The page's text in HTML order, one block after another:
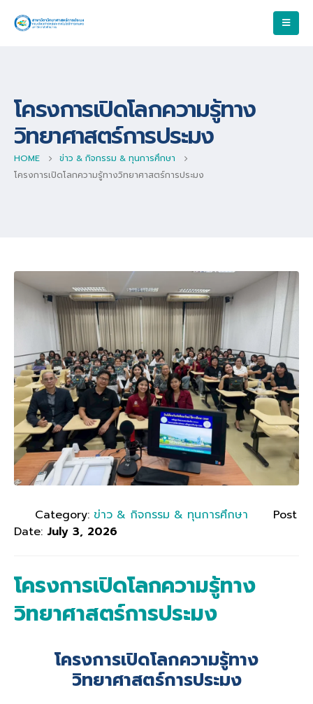
โครงการเปิดโลกความรู้ทาง
วิทยาศาสตร์การประมง
HOME
ข่าว & กิจกรรม & ทุนการศึกษา
โครงการเปิดโลกความรู้ทางวิทยาศาสตร์การประมง
Category: ข่าว & กิจกรรม & ทุนการศึกษา
Post
Date: July 3, 2026
โครงการเปิดโลกความรู้ทาง
วิทยาศาสตร์การประมง
โครงการเปิดโลกความรู้ทาง
วิทยาศาสตร์การประมง